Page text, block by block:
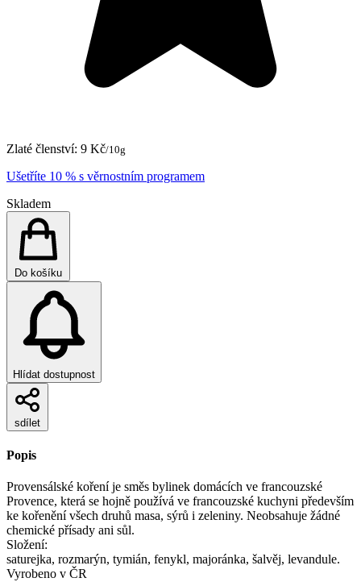
Zlaté členství: 9 Kč/10g
Ušetříte 10 % s věrnostním programem
Skladem
Do košíku
Hlídat dostupnost
sdílet
Popis
Provensálské koření je směs bylinek domácích ve francouzské
Provence, která se hojně používá ve francouzské kuchyni především
ke kořenění všech druhů masa, sýrů i zeleniny. Neobsahuje žádné
chemické přísady ani sůl.
Složení:
saturejka, rozmarýn, tymián, fenykl, majoránka, šalvěj, levandule.
Vyrobeno v ČR